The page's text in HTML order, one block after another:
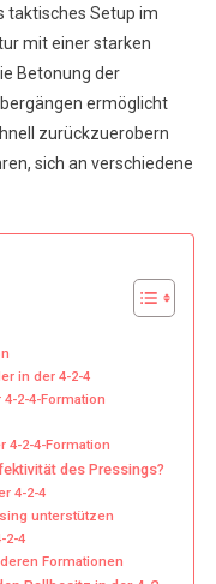
4
Formation:
Pressing-
Effektivität,
Ballgewinn,
Schnelle
taktisches Setup im
mit einer starken
Betonung der
ermöglicht
zurückzuerobern
sich an verschiedene
in der 4-2-4
2-4-Formation
4-2-4-Formation
des Pressings?
4-2-4
unterstützen
2-4
Formationen